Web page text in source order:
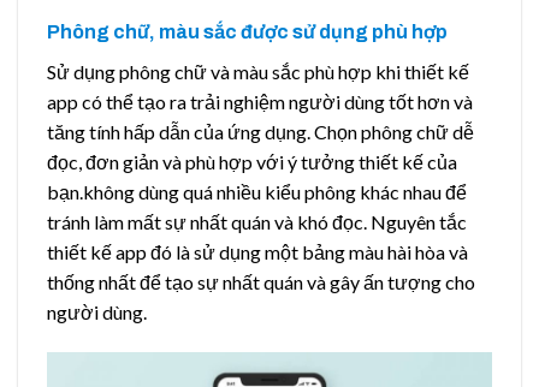
Phông chữ, màu sắc được sử dụng phù hợp
Sử dụng phông chữ và màu sắc phù hợp khi thiết kế
app có thể tạo ra trải nghiệm người dùng tốt hơn và
tăng tính hấp dẫn của ứng dụng. Chọn phông chữ dễ
đọc, đơn giản và phù hợp với ý tưởng thiết kế của
bạn.không dùng quá nhiều kiểu phông khác nhau để
tránh làm mất sự nhất quán và khó đọc. Nguyên tắc
thiết kế app đó là sử dụng một bảng màu hài hòa và
thống nhất để tạo sự nhất quán và gây ấn tượng cho
người dùng.